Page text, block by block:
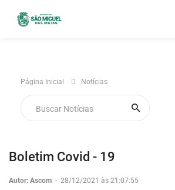
Página Inicial Notícias
Boletim Covid - 19
Autor: Ascom - 28/12/2021 às 21:07:55